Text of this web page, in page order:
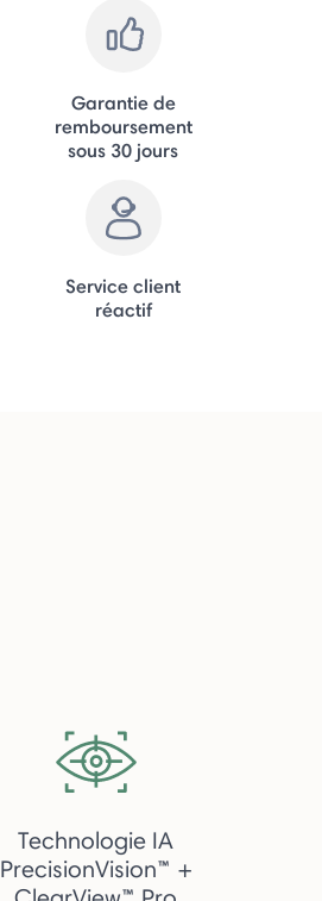
Garantie de
remboursement
sous 30 jours
Service client
réactif
Technologie IA
PrecisionVision™ +